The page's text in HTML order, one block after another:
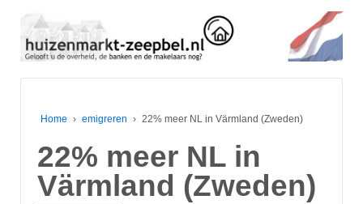
Home › emigreren › 22% meer NL in Värmland (Zweden)
22% meer NL in
Värmland (Zweden)